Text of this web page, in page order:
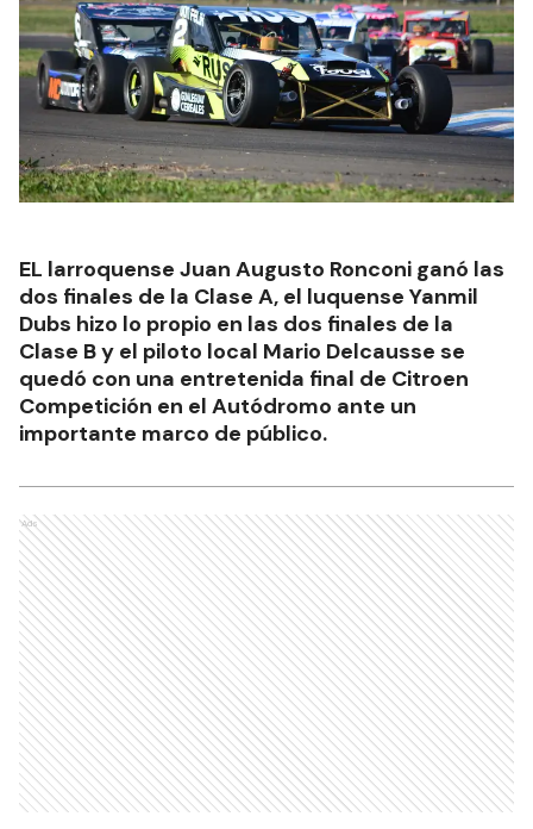
EL larroquense Juan Augusto Ronconi ganó las
dos finales de la Clase A, el luquense Yanmil
Dubs hizo lo propio en las dos finales de la
Clase B y el piloto local Mario Delcausse se
quedó con una entretenida final de Citroen
Competición en el Autódromo ante un
importante marco de público.
Ads